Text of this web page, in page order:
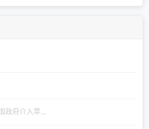
政府介入苹...